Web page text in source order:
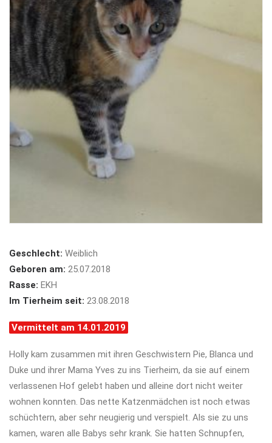
Geschlecht: Weiblich
Geboren am: 25.07.2018
Rasse: EKH
Im Tierheim seit: 23.08.2018
Vermittelt am 14.01.2019
Holly kam zusammen mit ihren Geschwistern Pie, Blanca und
Duke und ihrer Mama Yves zu ins Tierheim, da sie auf einem
verlassenen Hof gelebt haben und alleine dort nicht weiter
wohnen konnten. Das nette Katzenmädchen ist noch etwas
schüchtern, aber sehr neugierig und verspielt. Als sie zu uns
kamen, waren alle Babys sehr krank. Sie hatten Schnupfen,